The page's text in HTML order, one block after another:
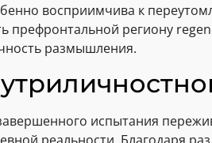
восприимчива к
региону
размышления.
испытания